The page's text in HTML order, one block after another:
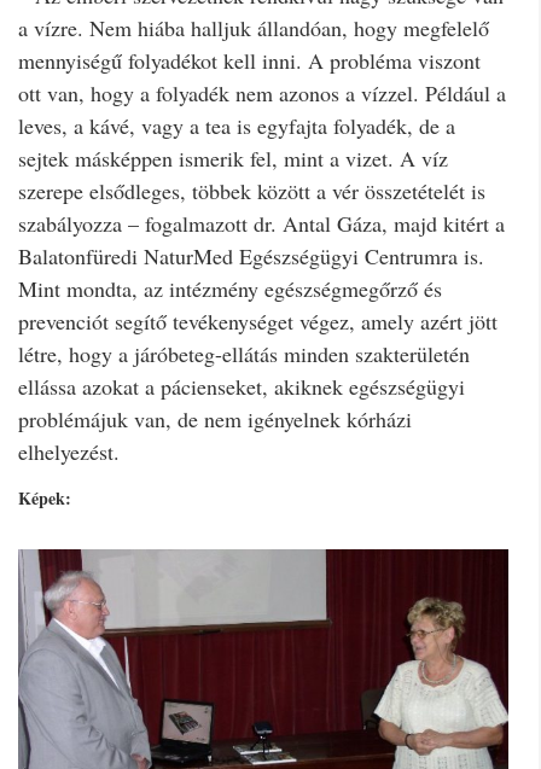
a vízre. Nem hiába halljuk állandóan, hogy megfelelő
mennyiségű folyadékot kell inni. A probléma viszont
ott van, hogy a folyadék nem azonos a vízzel. Például a
leves, a kávé, vagy a tea is egyfajta folyadék, de a
sejtek másképpen ismerik fel, mint a vizet. A víz
szerepe elsődleges, többek között a vér összetételét is
szabályozza – fogalmazott dr. Antal Gáza, majd kitért a
Balatonfüredi NaturMed Egészségügyi Centrumra is.
Mint mondta, az intézmény egészségmegőrző és
prevenciót segítő tevékenységet végez, amely azért jött
létre, hogy a járóbeteg-ellátás minden szakterületén
ellássa azokat a pácienseket, akiknek egészségügyi
problémájuk van, de nem igényelnek kórházi
elhelyezést.
Képek: